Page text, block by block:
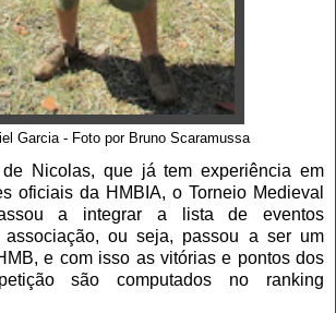
Garcia - Foto por Bruno Scaramussa
Nicolas, que já tem experiência em
oficiais da HMBIA, o Torneio Medieval
a integrar a lista de eventos
associação, ou seja, passou a ser um
e com isso as vitórias e pontos dos
são computados no ranking